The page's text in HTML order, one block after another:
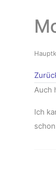
Auch
Ich